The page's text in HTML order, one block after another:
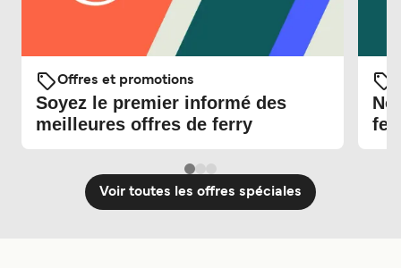
Offres et promotions
Soyez le premier informé des
meilleures offres de ferry
Voir toutes les offres spéciales